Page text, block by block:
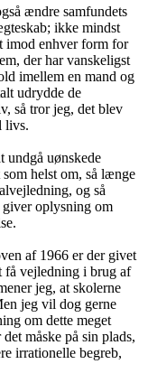
ændre samfundets
ikke mindst
imod enhver form for
der har vanskeligst
imellem en mand og
udrydde de
så tror jeg, det blev
livs.
uønskede
helst om, så længe
og så
oplysning om
af 1966 er der givet
få vejledning i brug af
jeg, at skolerne
jeg vil dog gerne
om dette meget
måske på sin plads,
irrationelle begreb,